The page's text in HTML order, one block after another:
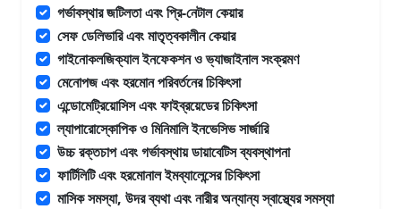
গর্ভাবস্থার জটিলতা এবং প্রি-নেটাল কেয়ার
সেফ ডেলিভারি এবং মাতৃত্বকালীন কেয়ার
গাইনোকলজিক্যাল ইনফেকশন ও ভ্যাজাইনাল সংক্রমণ
মেনোপজ এবং হরমোন পরিবর্তনের চিকিৎসা
এন্ডোমেট্রিয়োসিস এবং ফাইব্রয়েডের চিকিৎসা
ল্যাপারোস্কোপিক ও মিনিমালি ইনভেসিভ সার্জারি
উচ্চ রক্তচাপ এবং গর্ভাবস্থায় ডায়াবেটিস ব্যবস্থাপনা
ফার্টিলিটি এবং হরমোনাল ইমব্যালেন্সের চিকিৎসা
মাসিক সমস্যা, উদর ব্যথা এবং নারীর অন্যান্য স্বাস্থ্যের সমস্যা